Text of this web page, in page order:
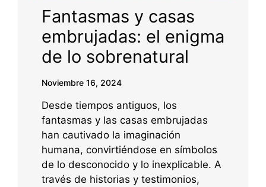
Fantasmas y casas
embrujadas: el enigma
de lo sobrenatural
Noviembre 16, 2024
Desde tiempos antiguos, los
fantasmas y las casas embrujadas
han cautivado la imaginación
humana, convirtiéndose en símbolos
de lo desconocido y lo inexplicable. A
través de historias y testimonios,